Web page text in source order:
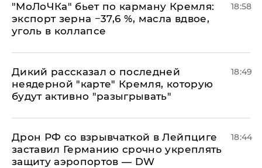
​"МоЛоЧКа" бьет по карману Кремля:
экспорт зерна −37,6 %, масла вдвое,
уголь в коллапсе
18:58
Дикий рассказал о последней
неядерной "карте" Кремля, которую
будут активно "разыгрывать"
18:49
​Дрон РФ со взрывчаткой в Лейпциге
заставил Германию срочно укреплять
защиту аэропортов — DW
18:44